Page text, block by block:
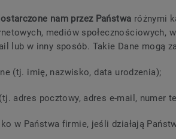
nam przez Państwa różnymi
mediów społecznościowych,
lub w inny sposób. Takie Dane mogą
(tj. imię, nazwisko, data urodzenia);
adres pocztowy, adres e-mail, numer
w Państwa firmie, jeśli działają